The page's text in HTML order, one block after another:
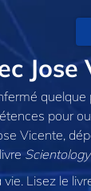
Jose
quelque
pour
Vicente,
Lisez le